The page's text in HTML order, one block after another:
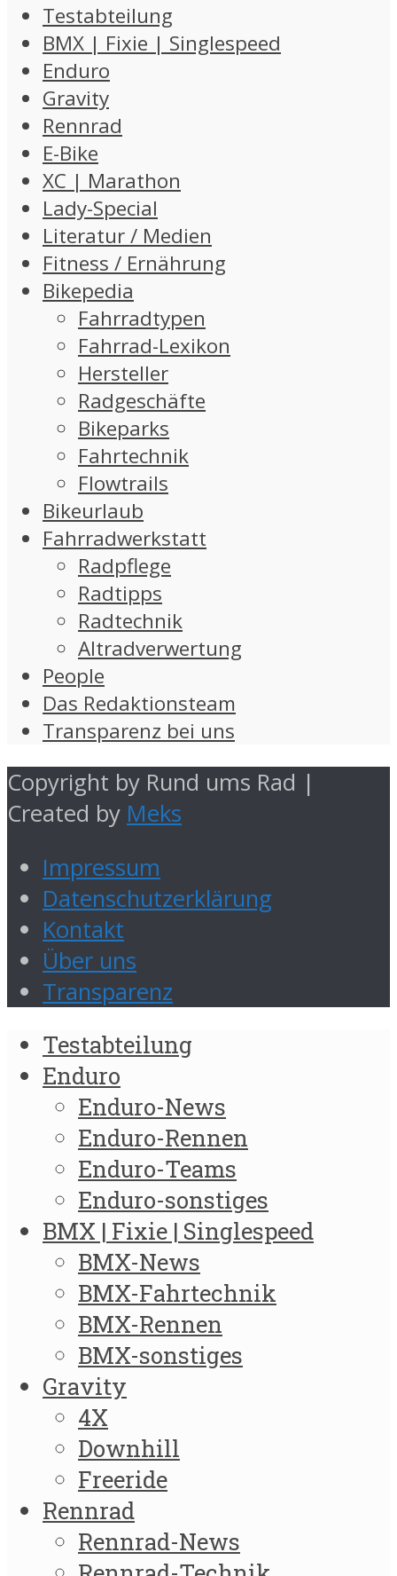
Testabteilung
BMX | Fixie | Singlespeed
Enduro
Gravity
Rennrad
E-Bike
XC | Marathon
Lady-Special
Literatur / Medien
Fitness / Ernährung
Bikepedia
Fahrradtypen
Fahrrad-Lexikon
Hersteller
Radgeschäfte
Bikeparks
Fahrtechnik
Flowtrails
Bikeurlaub
Fahrradwerkstatt
Radpflege
Radtipps
Radtechnik
Altradverwertung
People
Das Redaktionsteam
Transparenz bei uns
Copyright by Rund ums Rad |
Created by Meks
Impressum
Datenschutzerklärung
Kontakt
Über uns
Transparenz
Testabteilung
Enduro
Enduro-News
Enduro-Rennen
Enduro-Teams
Enduro-sonstiges
BMX | Fixie | Singlespeed
BMX-News
BMX-Fahrtechnik
BMX-Rennen
BMX-sonstiges
Gravity
4X
Downhill
Freeride
Rennrad
Rennrad-News